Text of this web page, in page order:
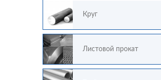
Круг
Листовой прокат